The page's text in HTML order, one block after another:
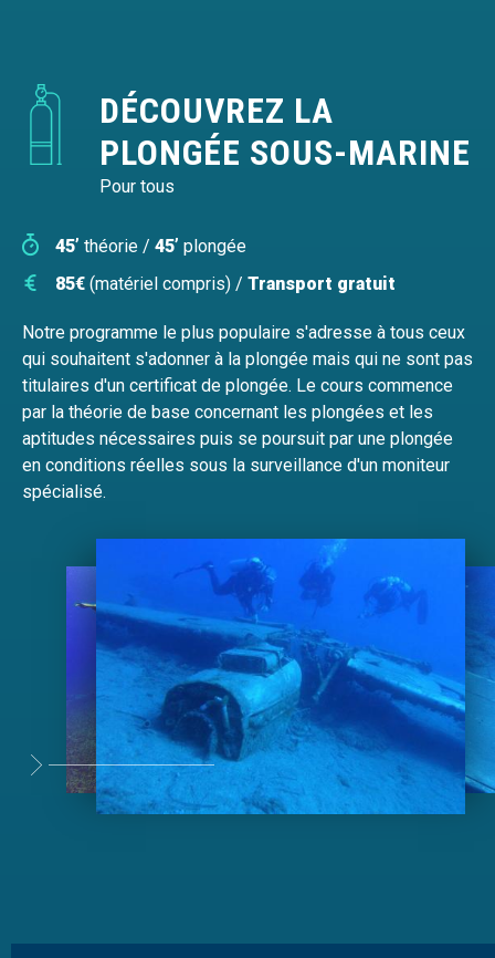
DÉCOUVREZ LA
PLONGÉE SOUS-MARINE
Pour tous
45’ théorie / 45’ plongée
85€ (matériel compris) / Transport gratuit
Notre programme le plus populaire s'adresse à tous ceux
qui souhaitent s'adonner à la plongée mais qui ne sont pas
titulaires d'un certificat de plongée. Le cours commence
par la théorie de base concernant les plongées et les
aptitudes nécessaires puis se poursuit par une plongée
en conditions réelles sous la surveillance d'un moniteur
spécialisé.